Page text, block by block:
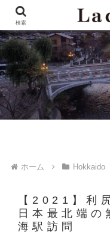
ホーム Hokkaido
【2021】利
日本最北端
海駅訪問
検索